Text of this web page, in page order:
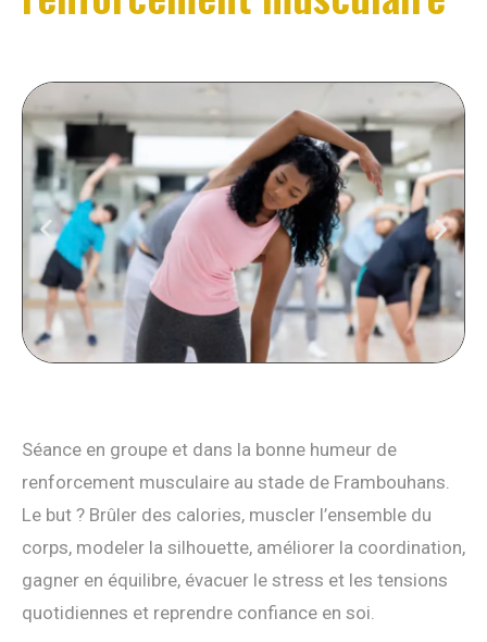
Séance en groupe et dans la bonne humeur de
renforcement musculaire au stade de Frambouhans.
Le but ? Brûler des calories, muscler l’ensemble du
corps, modeler la silhouette, améliorer la coordination,
gagner en équilibre, évacuer le stress et les tensions
quotidiennes et reprendre confiance en soi.